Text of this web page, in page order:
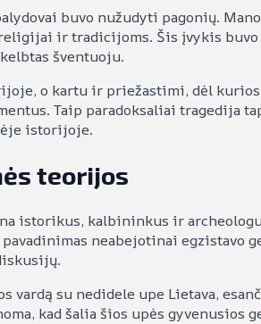
buvo nužudyti pagonių.
ir tradicijoms. Šis įvykis buvo
šventuoju.
o kartu ir priežastimi, dėl kurios
Taip paradoksaliai tragedija
istorijoje.
teorijos
istorikus, kalbininkus ir
neabejotinai egzistavo
su nedidele upe Lietava,
kad šalia šios upės gyvenusios